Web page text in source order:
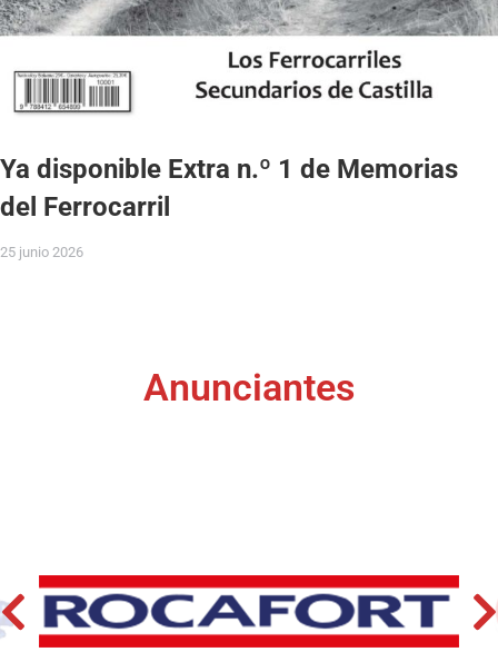
Ya disponible Extra n.º 1 de Memorias
del Ferrocarril
25 junio 2026
Anunciantes